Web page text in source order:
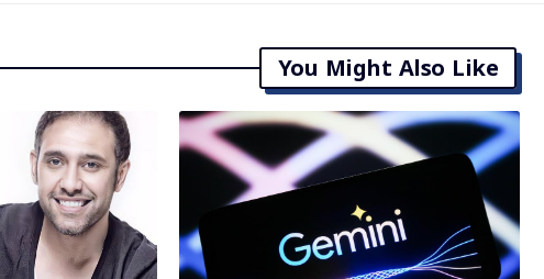
You Might Also Like